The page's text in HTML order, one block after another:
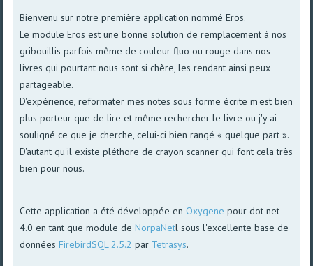
Bienvenu sur notre première application nommé Eros.
Le module Eros est une bonne solution de remplacement à nos
gribouillis parfois même de couleur fluo ou rouge dans nos
livres qui pourtant nous sont si chère, les rendant ainsi peux
partageable.
D'expérience, reformater mes notes sous forme écrite m'est bien
plus porteur que de lire et même rechercher le livre ou j'y ai
souligné ce que je cherche, celui-ci bien rangé « quelque part ».
D'autant qu'il existe pléthore de crayon scanner qui font cela très
bien pour nous.
Cette application a été développée en Oxygene pour dot net
4.0 en tant que module deNorpaNetl sous l'excellente base de
donnéesFirebirdSQL 2.5.2 par Tetrasys.